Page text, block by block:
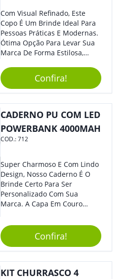
Com Visual Refinado, Este
Copo É Um Brinde Ideal Para
Pessoas Práticas E Modernas.
Ótima Opção Para Levar Sua
Marca De Forma Estilosa,
Empresa Em Eventos,
Reuniões Corporativas Ou Até
Mesmo Para Presentear
Colaboradores.
Confira!
CADERNO PU COM LED
POWERBANK 4000MAH
COD.:712
Super Charmoso E Com Lindo
Design, Nosso Caderno É O
Brinde Certo Para Ser
Personalizado Com Sua
Marca. A Capa Em Couro
Elástico Permite Maior
Segurança Ao Carregá-Lo.
Ofereça A Seus Clientes E
Colaboradores, Sem Dúvidas
Eles Irão Adorar.
Confira!
KIT CHURRASCO 4